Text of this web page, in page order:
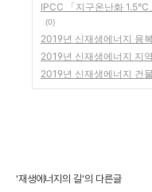
IPCC 「지구온난화
(0)
2019년 신재생에너지 융
2019년 신재생에너지 지
2019년 신재생에너지 건
'재생에너지의 길'의 다른글